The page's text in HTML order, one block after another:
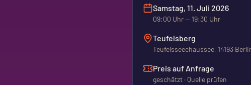
Samstag, 11. Juli 2026
09:00 Uhr— 19:30 Uhr
Teufelsberg
Teufelsseechaussee, 14193
Preis auf Anfrage
geschätzt · Quelle prüfen